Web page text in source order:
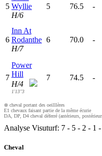
5 Wyllie
H/6
5 76.5 -
6
Inn At
Rodanthe
H/7
6 70.0 -
7
Power
Hill
H/4
1'13"3
7 74.5 -
⊗ cheval portant des oeilllères
E1 chevaux faisant partie de la même écurie
DA, DP, D4 cheval déferré (antérieurs,
Analyse Visuturf: 7 - 5 - 2 - 1 -
Cheval